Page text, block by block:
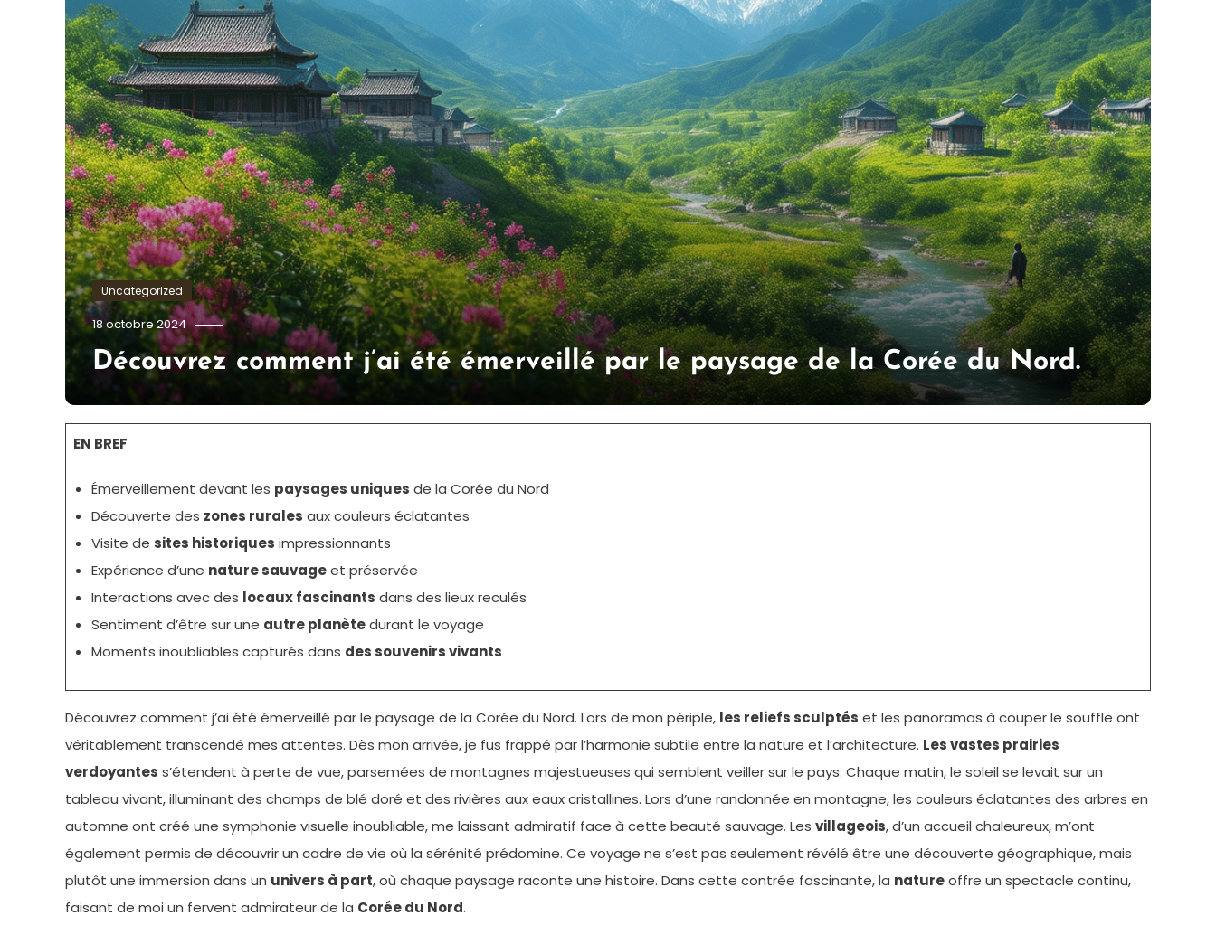
Uncategorized
18 octobre 2024 Tom.Vidal.46
Découvrez comment j’ai été émerveillé par le paysage de la Corée du Nord.
EN BREF
Émerveillement devant les paysages uniques de la Corée du Nord
Découverte des zones rurales aux couleurs éclatantes
Visite de sites historiques impressionnants
Expérience d’une nature sauvageet préservée
Interactions avec des locaux fascinants dans des lieux reculés
Sentiment d’être sur une autre planètedurant le voyage
Moments inoubliables capturés dans des souvenirs vivants
Découvrez comment j’ai été émerveillé par le paysage de la Corée du Nord. Lors de mon périple, les reliefs sculptés et les panoramas à couper le souffle ont
véritablement transcendé mes attentes. Dès mon arrivée, je fus frappé par l’harmonie subtile entre la nature et l’architecture. Les vastes prairies
verdoyantes s’étendent à perte de vue, parsemées de montagnes majestueuses qui semblent veiller sur le pays. Chaque matin, le soleil se levait sur un
tableau vivant, illuminant des champs de blé doré et des rivières aux eaux cristallines. Lors d’une randonnée en montagne, les couleurs éclatantes des arbres en
automne ont créé une symphonie visuelle inoubliable, me laissant admiratif face à cette beauté sauvage. Les villageois, d’un accueil chaleureux, m’ont
également permis de découvrir un cadre de vie où la sérénité prédomine. Ce voyage ne s’est pas seulement révélé être une découverte géographique, mais
plutôt une immersion dans un univers à part, où chaque paysage raconte une histoire. Dans cette contrée fascinante, la natureoffre un spectacle continu,
faisant de moi un fervent admirateur de la Corée du Nord.